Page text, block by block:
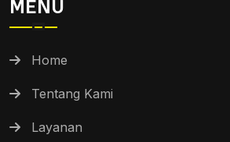
MENU
Home
Tentang Kami
Layanan